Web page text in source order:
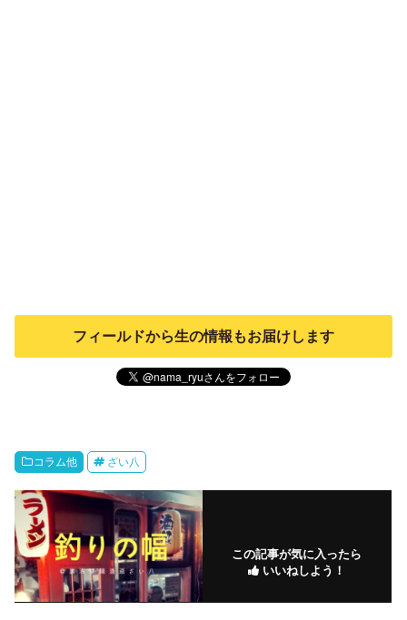
フィールドから生の情報もお届けします
コラム他 ざい八
この記事が気に入ったら
いいねしよう！